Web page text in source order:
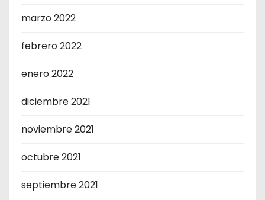
marzo 2022
febrero 2022
enero 2022
diciembre 2021
noviembre 2021
octubre 2021
septiembre 2021